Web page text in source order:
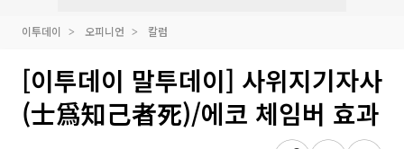
이투데이 오피니언 칼럼
[이투데이 말투데이] 사위지기자사
(士爲知己者死)/에코 체임버 효과